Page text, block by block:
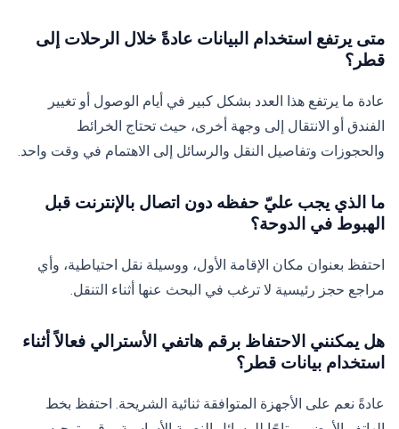
متى يرتفع استخدام البيانات عادةً خلال الرحلات إلى
قطر؟
عادة ما يرتفع هذا العدد بشكل كبير في أيام الوصول أو تغيير
الفندق أو الانتقال إلى وجهة أخرى، حيث تحتاج الخرائط
والحجوزات وتفاصيل النقل والرسائل إلى الاهتمام في وقت واحد.
ما الذي يجب عليّ حفظه دون اتصال بالإنترنت قبل
الهبوط في الدوحة؟
احتفظ بعنوان مكان الإقامة الأول، ووسيلة نقل احتياطية، وأي
مراجع حجز رئيسية لا ترغب في البحث عنها أثناء التنقل.
هل يمكنني الاحتفاظ برقم هاتفي الأسترالي فعالاً أثناء
استخدام بيانات قطر؟
عادةً نعم على الأجهزة المتوافقة ثنائية الشريحة. احتفظ بخط